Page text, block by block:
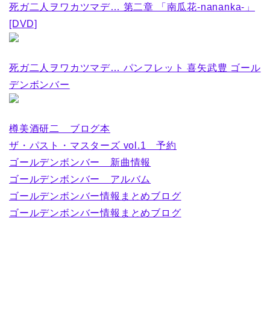
死ガ二人ヲワカツマデ… 第二章 「南瓜花-nananka-」
[DVD]
死ガ二人ヲワカツマデ… パンフレット 喜矢武豊 ゴール
デンボンバー
樽美酒研二 ブログ本
ザ・パスト・マスターズ vol.1 予約
ゴールデンボンバー 新曲情報
ゴールデンボンバー アルバム
ゴールデンボンバー情報まとめブログ
ゴールデンボンバー情報まとめブログ